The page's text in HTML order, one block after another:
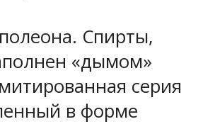
Спирты,
«дымом»
серия
в форме